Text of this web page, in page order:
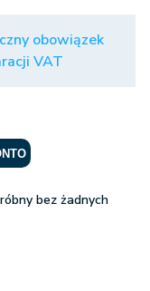
obowiązek
VAT
bez żadnych